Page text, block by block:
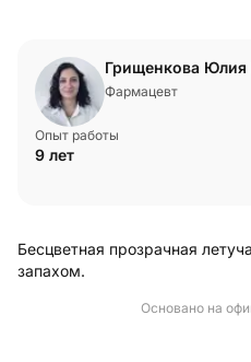
Грищенкова Юлия
Фармацевт
Опыт работы
9 лет
Бесцветная прозрачная
запахом.
Основано на